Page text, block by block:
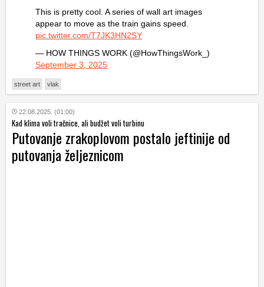
This is pretty cool. A series of wall art images
appear to move as the train gains speed.
pic.twitter.com/T7JK3HN2SY
— HOW THINGS WORK (@HowThingsWork_)
September 3, 2025
street art vlak
22.08.2025. (01:00)
Kad klima voli tračnice, ali budžet voli turbinu
Putovanje zrakoplovom postalo jeftinije od
putovanja željeznicom